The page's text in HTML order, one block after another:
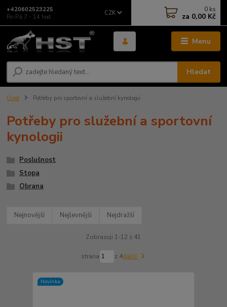
Menu
CZK
Hledat
+420602523225
Po-Pá 7 - 14 hod.
0 ks
za 0,00 Kč
Úvod Potřeby pro sportovní a služební kynologii
Potřeby pro služební a sportovní
kynologii
Poslušnost
Stopa
Obrana
Nejnovější Nejlevnější Nejdražší
Zobrazuji 1-12 z 41
strana z 4další
Novinka